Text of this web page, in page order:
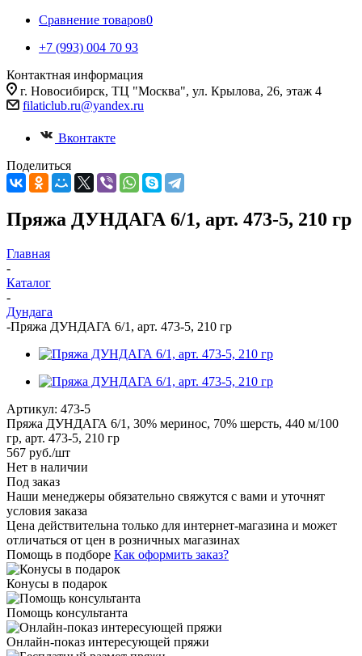
Сравнение товаров0
+7 (993) 004 70 93
Контактная информация
г. Новосибирск, ТЦ "Москва", ул. Крылова, 26, этаж 4
filaticlub.ru@yandex.ru
Вконтакте
Поделиться
Пряжа ДУНДАГА 6/1, арт. 473-5, 210 гр
Главная
-
Каталог
-
Дундага
-Пряжа ДУНДАГА 6/1, арт. 473-5, 210 гр
Артикул: 473-5
Пряжа ДУНДАГА 6/1, 30% меринос, 70% шерсть, 440 м/100
гр, арт. 473-5, 210 гр
567 руб./шт
Нет в наличии
Под заказ
Наши менеджеры обязательно свяжутся с вами и уточнят
условия заказа
Цена действительна только для интернет-магазина и может
отличаться от цен в розничных магазинах
Помощь в подборе Как оформить заказ?
Конусы в подарок
Помощь консультанта
Онлайн-показ интересующей пряжи